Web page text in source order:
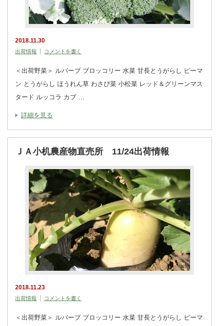
2018.11.30
出荷情報 コメントを書く
＜出荷野菜＞ ルバーブ ブロッコリー 水菜 甘長とうがらし ピーマ
ン とうがらし ほうれん草 わさび菜 小松菜 レッド＆グリーンマス
タード ルッコラ カブ …
詳細を見る
ＪＡ小机農産物直売所 11/24出荷情報
2018.11.23
出荷情報 コメントを書く
＜出荷野菜＞ ルバーブ ブロッコリー 水菜 甘長とうがらし ピーマ